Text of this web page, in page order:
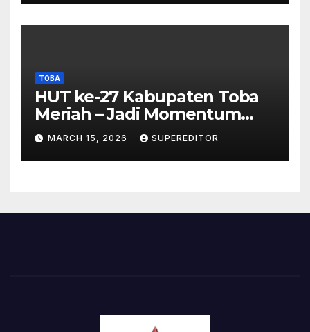
TOBA
HUT ke-27 Kabupaten Toba
Meriah – Jadi Momentum
Perkuat Sinergi
Pembangunan Kawasan
Danau Toba
MARCH 15, 2026 SUPEREDITOR